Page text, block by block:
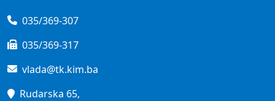
035/369-307
035/369-317
vlada@tk.kim.ba
Rudarska 65,